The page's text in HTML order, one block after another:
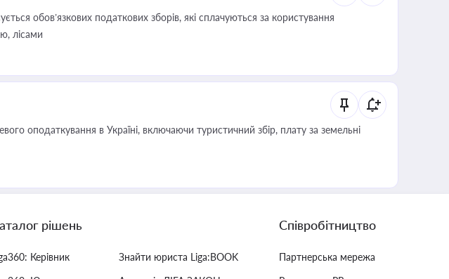
обов’язкових податкових зборів, які сплачуються за користування
лісами
оподаткування в Україні, включаючи туристичний збір, плату за земельні
рішень
Керівник
Знайти юриста Liga:BOOK
Співробітництво
Партнерська мережа